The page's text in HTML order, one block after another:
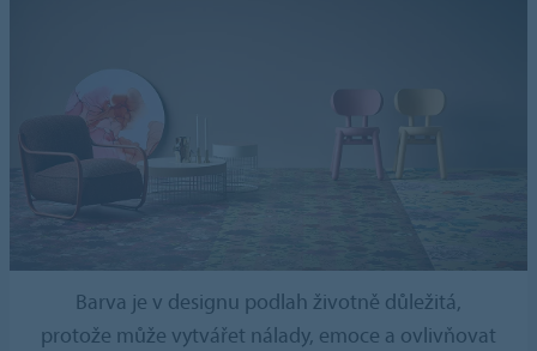
Barva je v designu podlah životně důležitá,
protože může vytvářet nálady, emoce a ovlivňovat